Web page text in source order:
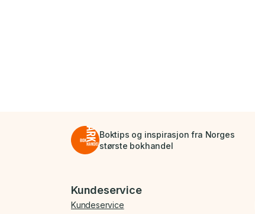
Boktips og inspirasjon fra Norges
største bokhandel
Bunnmeny
Kundeservice
Kundeservice